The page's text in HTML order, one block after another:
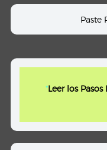
Paste
"Leer los